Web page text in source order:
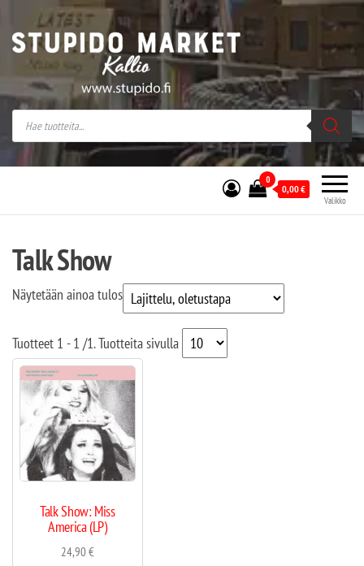
Stupido Market – verkossa ja kivijalassa
Stupido Market on vaihtoehtomusaan
erikoistunut verkko- sekä
kivijalkakauppa Helsingissä Kallion
sydämessä.
Valikko
0
0,00€
Talk Show
Näytetään ainoa tulos
Tuotteet 1 - 1 /1. Tuotteita sivulla
Talk Show: Miss
America (LP)
24,90€